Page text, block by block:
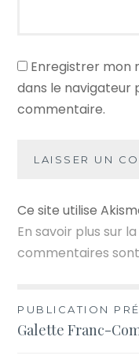
Enregistrer mon
dans le navigateur
commentaire.
Ce site utilise
En savoir plus sur
commentaires
Navigation
de
PUBLICATION
Galette Franc-